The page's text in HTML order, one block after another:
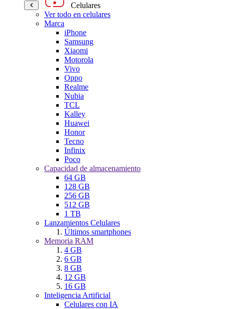
Celulares
Ver todo en celulares
Marca
iPhone
Samsung
Xiaomi
Motorola
Vivo
Oppo
Realme
Nubia
TCL
Kalley
Huawei
Honor
Tecno
Infinix
Poco
Capacidad de almacenamiento
64 GB
128 GB
256 GB
512 GB
1 TB
Lanzamientos Celulares
Últimos smartphones
Memoria RAM
4 GB
6 GB
8 GB
12 GB
16 GB
Inteligencia Artificial
Celulares con IA